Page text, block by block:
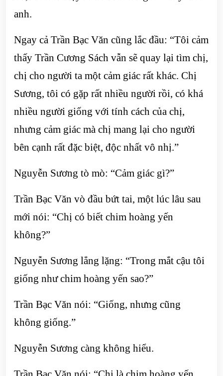
anh.
Ngay cả Trần Bạc Văn cũng lắc đầu: “Tôi cảm
thấy Trần Cương Sách vẫn sẽ quay lại tìm chị,
chị cho người ta một cảm giác rất khác. Chị
Sương, tôi có gặp rất nhiều người rồi, có khá
nhiều người giống với tính cách của chị,
nhưng cảm giác mà chị mang lại cho người
bên cạnh rất đặc biệt, độc nhất vô nhị.”
Nguyễn Sương tò mò: “Cảm giác gì?”
Trần Bạc Văn vò đầu bứt tai, một lúc lâu sau
mới nói: “Chị có biết chim hoàng yến
không?”
Nguyễn Sương lẳng lặng: “Trong mắt cậu tôi
giống như chim hoàng yến sao?”
Trần Bạc Văn nói: “Giống, nhưng cũng
không giống.”
Nguyễn Sương càng không hiểu.